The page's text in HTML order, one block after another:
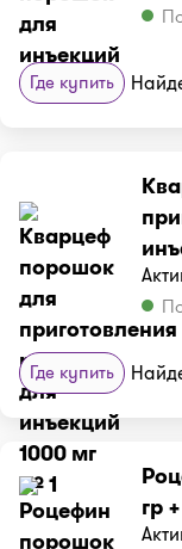
Где купить
Где купить
гр